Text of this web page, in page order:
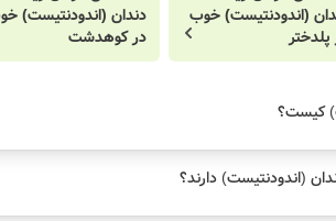
(اندودنتیست) خوب
پلدختر
دندان (اندودنتیست)
در کوهدشت
کیست؟
(اندودنتیست) دارند؟